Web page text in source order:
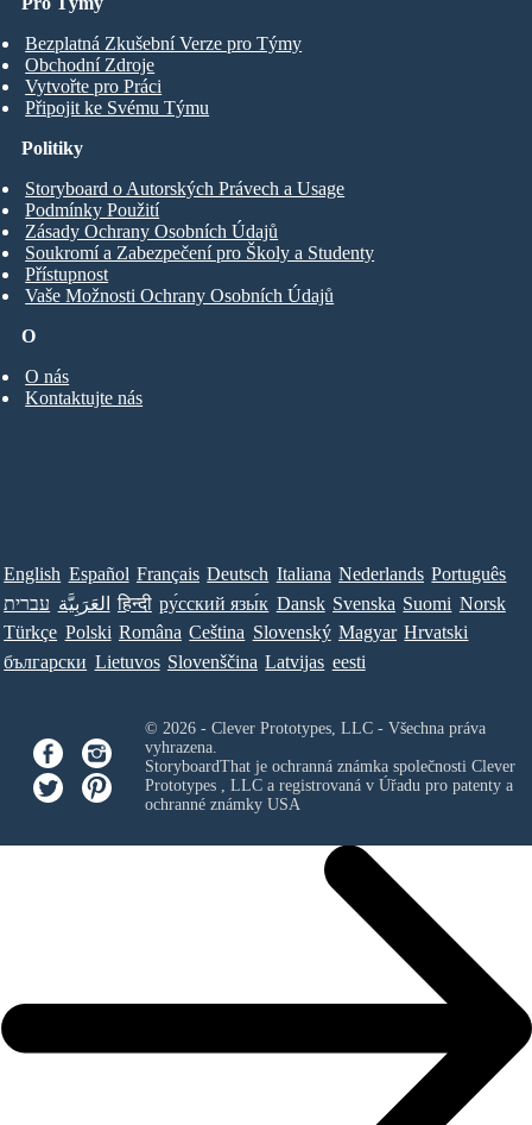
Bezplatná Zkušební Verze pro Týmy
Obchodní Zdroje
Vytvořte pro Práci
Připojit ke Svému Týmu
O
O nás
Kontaktujte nás
Politiky
Storyboard o Autorských Právech a Usage
Podmínky Použití
Zásady Ochrany Osobních Údajů
Soukromí a Zabezpečení pro Školy a Studenty
Přístupnost
Vaše Možnosti Ochrany Osobních Údajů
English Español Français Deutsch Italiana Nederlands Português
עברית العَرَبِيَّة हिन्दी ру́сский язы́к Dansk Svenska Suomi Norsk
Türkçe Polski Româna Ceština Slovenský Magyar Hrvatski
български Lietuvos Slovenščina Latvijas eesti
© 2026 - Clever Prototypes, LLC - Všechna práva
vyhrazena.
StoryboardThat je ochranná známka společnosti Clever
Prototypes , LLCa registrovaná v Úřadu pro patenty a
ochranné známky USA